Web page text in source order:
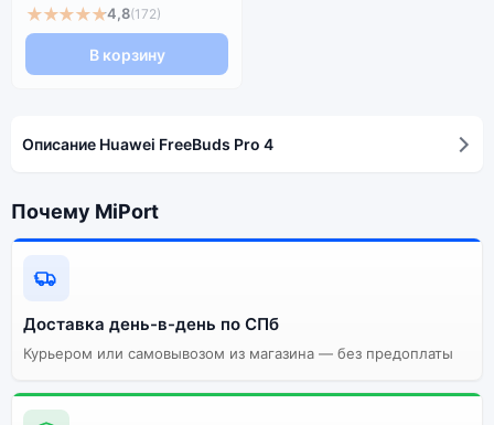
★★★★★4,8(172)
В корзину
Описание Huawei FreeBuds Pro 4
Почему MiPort
Доставка день-в-день по СПб
Курьером или самовывозом из магазина — без предоплаты